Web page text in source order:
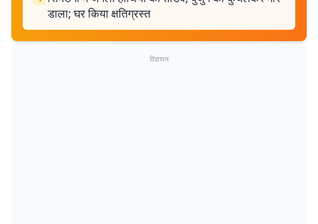
डाला; घर किया क्षतिग्रस्त
विज्ञापन